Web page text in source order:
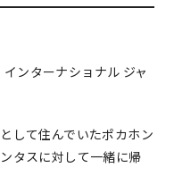
ンターナショナル ジャ
して住んでいたポカホン
タスに対して一緒に帰